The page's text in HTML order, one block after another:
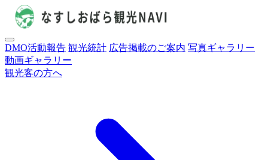
DMO活動報告 観光統計 広告掲載のご案内 写真ギャラリー
動画ギャラリー
観光客の方へ